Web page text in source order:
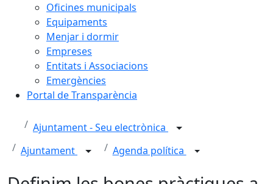
Oficines municipals
Equipaments
Menjar i dormir
Empreses
Entitats i Associacions
Emergències
Portal de Transparència
Ajuntament - Seu electrònica
Ajuntament
Agenda política